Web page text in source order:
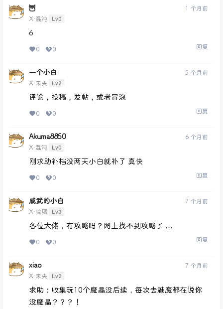
🦉
X·混沌 Lv0
1 个月前
6
0 0 回复
一个小白
X·未央 Lv2
5 个月前
评论，投稿，发帖，或者冒泡
0 0 回复
Akuma8850
X·混沌 Lv0
6 个月前
刚求助补档没两天小白就补了 真快
0 0 回复
威武的小白
X·琉璃 Lv3
7 个月前
各位大佬，有攻略吗？网上找不到攻略了 …
0 0 回复
xiao
X·未央 Lv2
7 个月前
求助：收集玩10个魔晶没后续，每次去魅魔都在说你
没魔晶？？？！